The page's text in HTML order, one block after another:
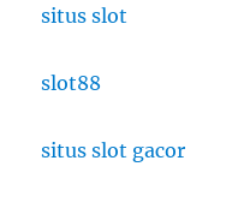
situs slot
slot88
situs slot gacor